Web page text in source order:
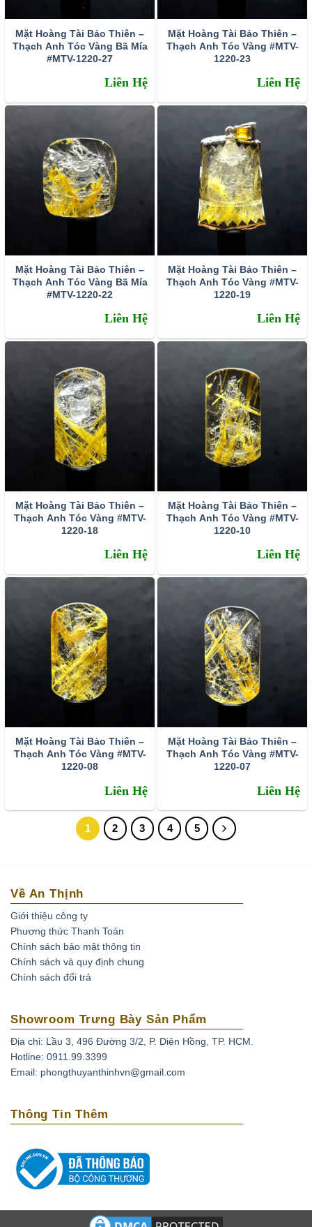
Mặt Hoàng Tài Bảo Thiên –
Thạch Anh Tóc Vàng Bã Mía
#MTV-1220-27
Liên Hệ
Mặt Hoàng Tài Bảo Thiên –
Thạch Anh Tóc Vàng #MTV-
1220-23
Liên Hệ
Mặt Hoàng Tài Bảo Thiên –
Thạch Anh Tóc Vàng Bã Mía
#MTV-1220-22
Liên Hệ
Mặt Hoàng Tài Bảo Thiên –
Thạch Anh Tóc Vàng #MTV-
1220-19
Liên Hệ
Mặt Hoàng Tài Bảo Thiên –
Thạch Anh Tóc Vàng #MTV-
1220-18
Liên Hệ
Mặt Hoàng Tài Bảo Thiên –
Thạch Anh Tóc Vàng #MTV-
1220-10
Liên Hệ
Mặt Hoàng Tài Bảo Thiên –
Thạch Anh Tóc Vàng #MTV-
1220-08
Liên Hệ
Mặt Hoàng Tài Bảo Thiên –
Thạch Anh Tóc Vàng #MTV-
1220-07
Liên Hệ
1 2 3 4 5
Về An Thịnh
Giới thiệu công ty
Phương thức Thanh Toán
Chính sách bảo mật thông tin
Chính sách và quy định chung
Chính sách đổi trả
Showroom Trưng Bày Sản Phẩm
Địa chỉ: Lầu 3, 496 Đường 3/2, P. Diên Hồng, TP. HCM.
Hotline: 0911.99.3399
Email: phongthuyanthinhvn@gmail.com
Thông Tin Thêm